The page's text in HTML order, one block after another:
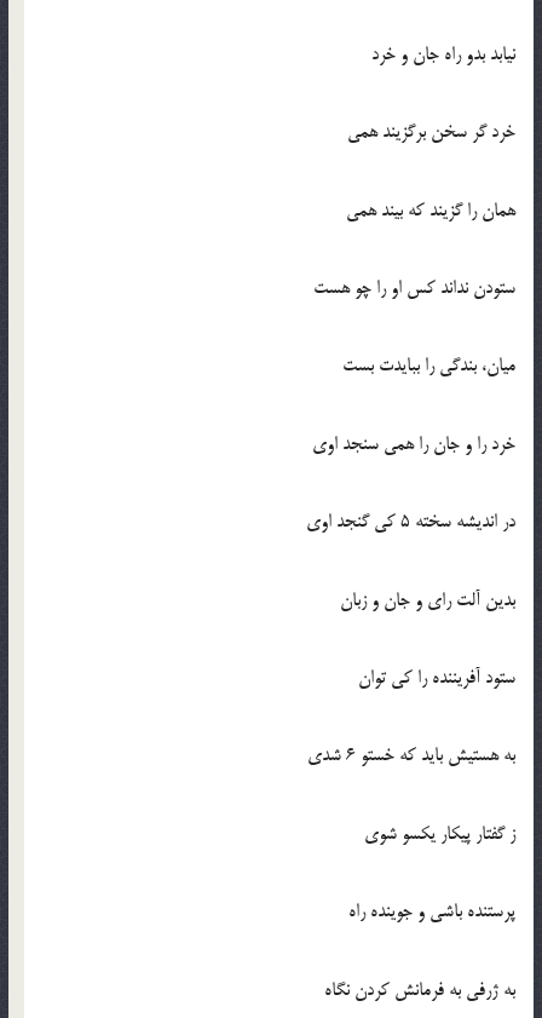
نيابد بدو راه جان و خرد
خرد گر سخن برگزيند همي
همان را گزيند كه بيند همي
ستودن نداند كس او را چو هست
ميان، بندگي را ببايدت بست
خرد را و جان را همي سنجد اوي
در انديشه سخته 5 كي گنجد اوي
بدين آلت راي و جان و زبان
ستود آفريننده را كي توان
به هستيش بايد كه خستو 6 شدي
ز گفتار پيكار يكسو شوي
پرستنده باشي و جوينده راه
به ژرفي به فرمانش كردن نگاه